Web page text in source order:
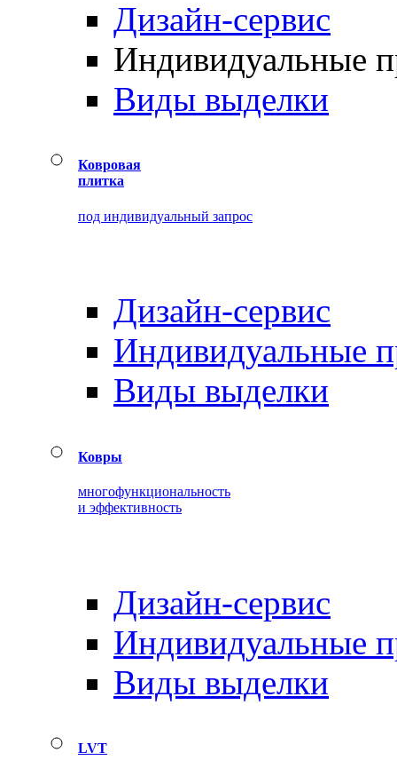
Дизайн-сервис
Индивидуальные
Виды выделки
Ковровая
плитка
под индивидуальный запрос
Дизайн-сервис
Индивидуальные
Виды выделки
Ковры
многофункциональность
и эффективность
Дизайн-сервис
Индивидуальные
Виды выделки
LVT